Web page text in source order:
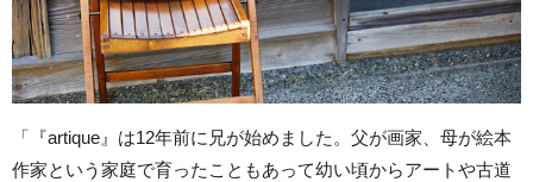
「『artique』は12年前に兄が始めました。父が画家、母が絵本
作家という家庭で育ったこともあって幼い頃からアートや古道